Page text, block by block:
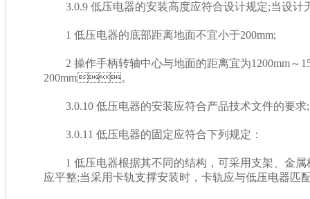
3.0.9 低压电器的安装高度应符合设计规定;当设计无
1 低压电器的底部距离地面不宜小于200mm;
2 操作手柄转轴中心与地面的距离宜为1200mm～
200mm。
3.0.10 低压电器的安装应符合产品技术文件的要求;当无
3.0.11 低压电器的固定应符合下列规定：
1 低压电器根据其不同的结构，可采用支架、金属板
应平整;当采用卡轨支撑安装时，卡轨应与低压电器匹配